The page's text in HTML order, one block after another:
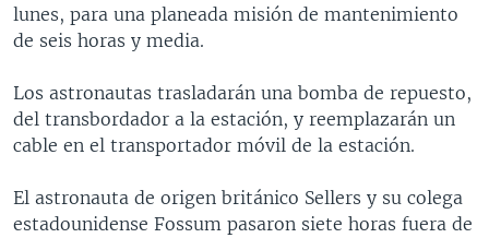
PERÚ
VENEZUELA
BRASIL
GUATEMALA
NICARAGUA
LIBERTAD DE PRENSA
ECONOMÍA
ENTRETENIMIENTO Y CULTURA
DEPORTES
LIBERTAD DE PRENSA
MULTIMEDIA
VIDEOS
AUDIOS
PROGRAMAS TV
FORO INTERAMERICANO
AVANCE INFORMATIVO
DIRECT
lunes, para una planeada misión de mantenimiento
de seis horas y media.
Los astronautas trasladarán una bomba de repuesto,
del transbordador a la estación, y reemplazarán un
cable en el transportador móvil de la estación.
El astronauta de origen británico Sellers y su colega
estadounidense Fossum pasaron siete horas fuera de